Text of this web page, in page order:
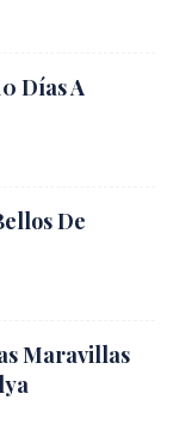
Días A
De
Maravillas